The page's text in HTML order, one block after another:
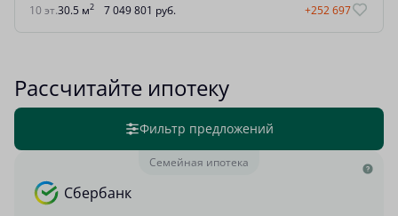
10 эт.30.5 м2 7 049 801 руб. +252 697
Рассчитайте ипотеку
Фильтр предложений
Семейная ипотека
Сбербанк